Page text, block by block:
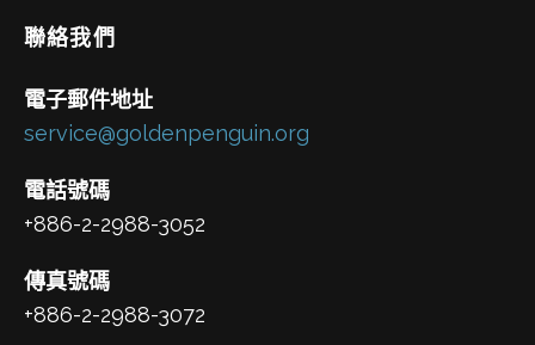
聯絡我們
電子郵件地址
service@goldenpenguin.org
電話號碼
+886-2-2988-3052
傳真號碼
+886-2-2988-3072